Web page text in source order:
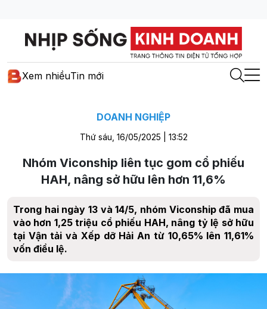
Xem nhiềuTin mới
DOANH NGHIỆP
Thứ sáu, 16/05/2025 | 13:52
Nhóm Viconship liên tục gom cổ phiếu
HAH, nâng sở hữu lên hơn 11,6%
Trong hai ngày 13 và 14/5, nhóm Viconship đã mua
vào hơn 1,25 triệu cổ phiếu HAH, nâng tỷ lệ sở hữu
tại Vận tải và Xếp dỡ Hải An từ 10,65% lên 11,61%
vốn điều lệ.